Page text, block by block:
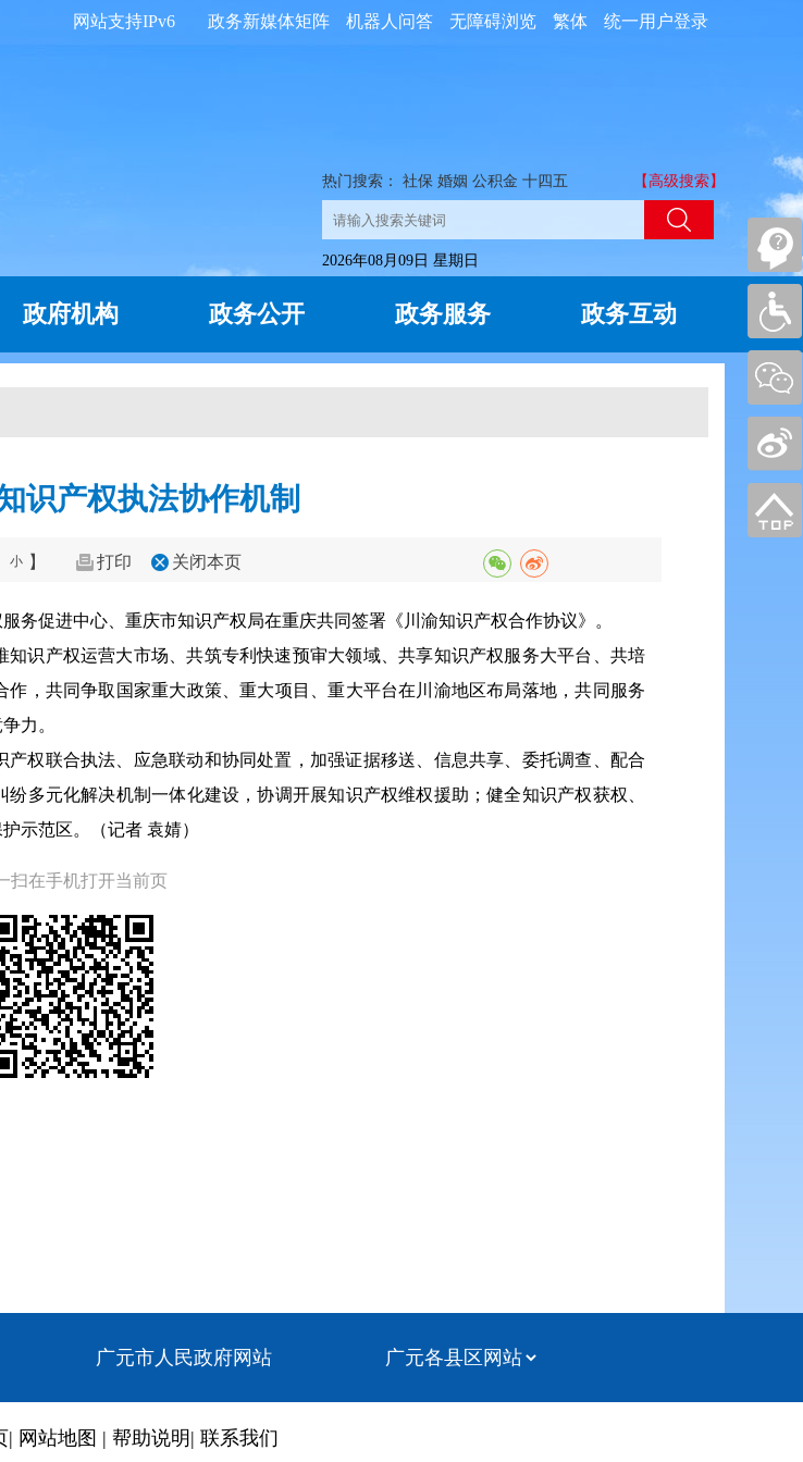
统一用户登录
繁体
无障碍浏览
机器人问答
政务新媒体矩阵
网站支持IPv6
热门搜索： 社保 婚姻 公积金 十四五 【高级搜索】
2026年08月09日 星期日
政府机构 政务公开 政务服务 政务互动
识产权执法协作机制
小 】 打印 关闭本页
务促进中心、重庆市知识产权局在重庆共同签署《川渝知识产权合作协议》。
识产权运营大市场、共筑专利快速预审大领域、共享知识产权服务大平台、共培
，共同争取国家重大政策、重大项目、重大平台在川渝地区布局落地，共同服务
力。
权联合执法、应急联动和协同处置，加强证据移送、信息共享、委托调查、配合
多元化解决机制一体化建设，协调开展知识产权维权援助；健全知识产权获权、
示范区。（记者 袁婧）
扫在手机打开当前页
广元市人民政府网站
| 网站地图 | 帮助说明 | 联系我们